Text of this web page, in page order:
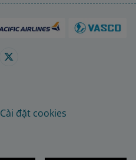
Cài đặt cookies